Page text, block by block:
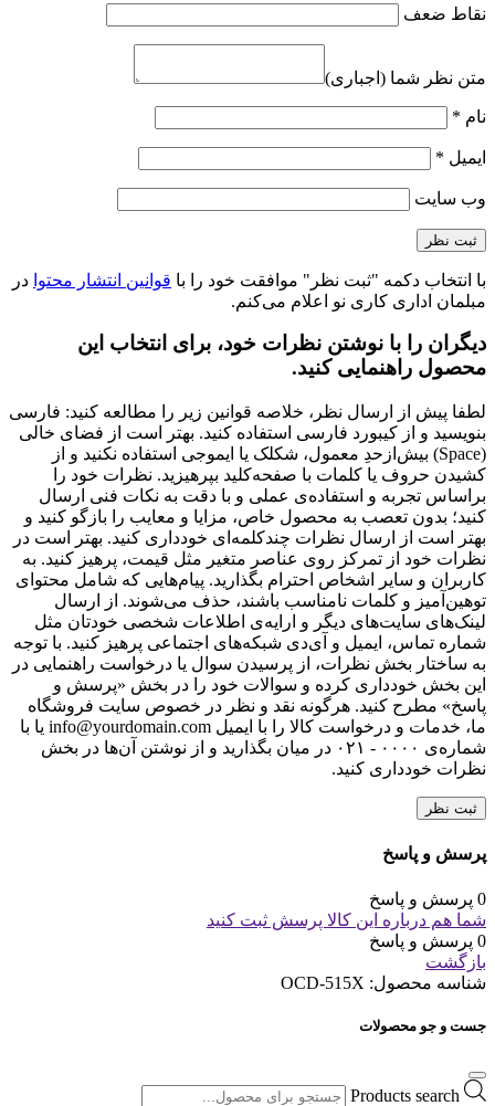
نقاط ضعف
متن نظر شما (اجباری)
نام *
ایمیل *
وب‌ سایت
با انتخاب دکمه "ثبت نظر" موافقت خود را با قوانین انتشار محتوا در
مبلمان اداری کاری نو اعلام می‌کنم.
دیگران را با نوشتن نظرات خود، برای انتخاب این
محصول راهنمایی کنید.
لطفا پیش از ارسال نظر، خلاصه قوانین زیر را مطالعه کنید: فارسی
بنویسید و از کیبورد فارسی استفاده کنید. بهتر است از فضای خالی
(Space) بیش‌از‌حدِ معمول، شکلک یا ایموجی استفاده نکنید و از
کشیدن حروف یا کلمات با صفحه‌کلید بپرهیزید. نظرات خود را
براساس تجربه و استفاده‌ی عملی و با دقت به نکات فنی ارسال
کنید؛ بدون تعصب به محصول خاص، مزایا و معایب را بازگو کنید و
بهتر است از ارسال نظرات چندکلمه‌‌ای خودداری کنید. بهتر است در
نظرات خود از تمرکز روی عناصر متغیر مثل قیمت، پرهیز کنید. به
کاربران و سایر اشخاص احترام بگذارید. پیام‌هایی که شامل محتوای
توهین‌آمیز و کلمات نامناسب باشند، حذف می‌شوند. از ارسال
لینک‌های سایت‌های دیگر و ارایه‌ی اطلاعات شخصی خودتان مثل
شماره تماس، ایمیل و آی‌دی شبکه‌های اجتماعی پرهیز کنید. با توجه
به ساختار بخش نظرات، از پرسیدن سوال یا درخواست راهنمایی در
این بخش خودداری کرده و سوالات خود را در بخش «پرسش و
پاسخ» مطرح کنید. هرگونه نقد و نظر در خصوص سایت فروشگاه
ما، خدمات و درخواست کالا را با ایمیل info@yourdomain.com یا با
شماره‌ی ۰۰۰۰ - ۰۲۱ در میان بگذارید و از نوشتن آن‌ها در بخش
نظرات خودداری کنید.
ثبت نظر
پرسش و پاسخ
0 پرسش و پاسخ
شما هم درباره این کالا پرسش ثبت کنید
0 پرسش و پاسخ
بازگشت
شناسه محصول: OCD-515X
جست و جو محصولات
Products search